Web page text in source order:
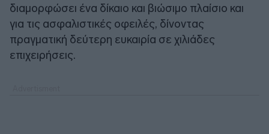
διαμορφώσει ένα δίκαιο και βιώσιμο πλαίσιο και
για τις ασφαλιστικές οφειλές, δίνοντας
πραγματική δεύτερη ευκαιρία σε χιλιάδες
επιχειρήσεις.